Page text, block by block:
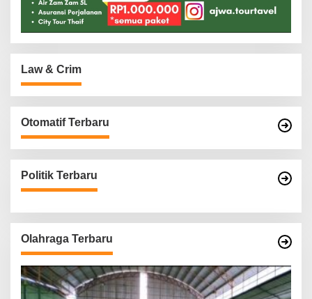
Law & Crim
Otomatif Terbaru
Politik Terbaru
Olahraga Terbaru